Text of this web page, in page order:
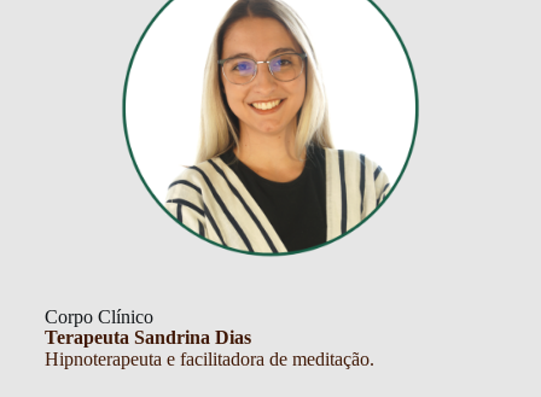
Corpo Clínico
Terapeuta Sandrina Dias
Hipnoterapeuta e facilitadora de meditação.